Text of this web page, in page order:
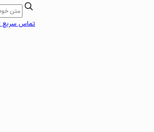
تماس سریع whatsApp +96892122874